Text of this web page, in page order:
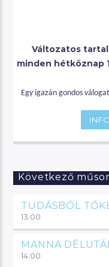
Változatos
minden hétköznap
Egy igazán gondos
Következő műsor
TUDÁSBÓL
13:00
MANNA
14:00